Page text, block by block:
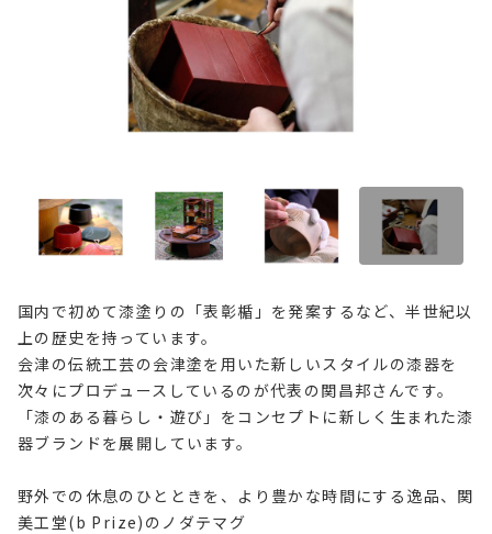
国内で初めて漆塗りの「表彰楯」を発案するなど、半世紀以
上の歴史を持っています。
会津の伝統工芸の会津塗を用いた新しいスタイルの漆器を
次々にプロデュースしているのが代表の関昌邦さんです。
「漆のある暮らし・遊び」をコンセプトに新しく生まれた漆
器ブランドを展開しています。
野外での休息のひとときを、より豊かな時間にする逸品、関
美工堂(b Prize)のノダテマグ